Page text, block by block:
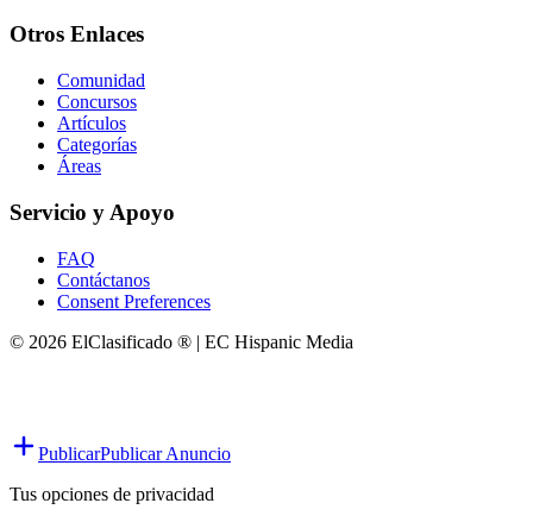
Otros Enlaces
Comunidad
Concursos
Artículos
Categorías
Áreas
Servicio y Apoyo
FAQ
Contáctanos
Consent Preferences
© 2026 ElClasificado ® | EC Hispanic Media
PublicarPublicar Anuncio
Tus opciones de privacidad